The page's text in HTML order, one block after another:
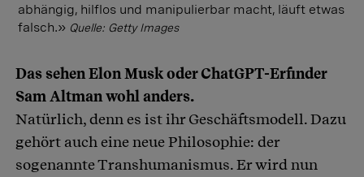
abhängig, hilflos und manipulierbar macht, läuft etwas
falsch.» Quelle: Getty Images
Das sehen Elon Musk oder ChatGPT-Erfinder
Sam Altman wohl anders.
Natürlich, denn es ist ihr Geschäftsmodell. Dazu
gehört auch eine neue Philosophie: der
sogenannte Transhumanismus. Er wird nun